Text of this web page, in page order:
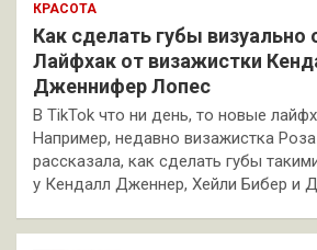
КРАСОТА
Как сделать губы визуально
Лайфхак от визажистки
Дженнифер Лопес
В TikTok что ни день, то новые
Например, недавно визажистка
рассказала, как сделать губы
у Кендалл Дженнер, Хейли Бибер и